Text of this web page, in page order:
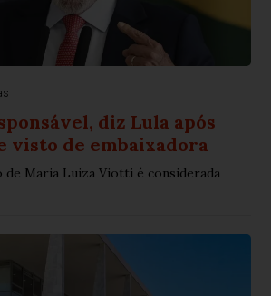
diz Lula após
visto de embaixadora
de Maria Luiza Viotti é considerada